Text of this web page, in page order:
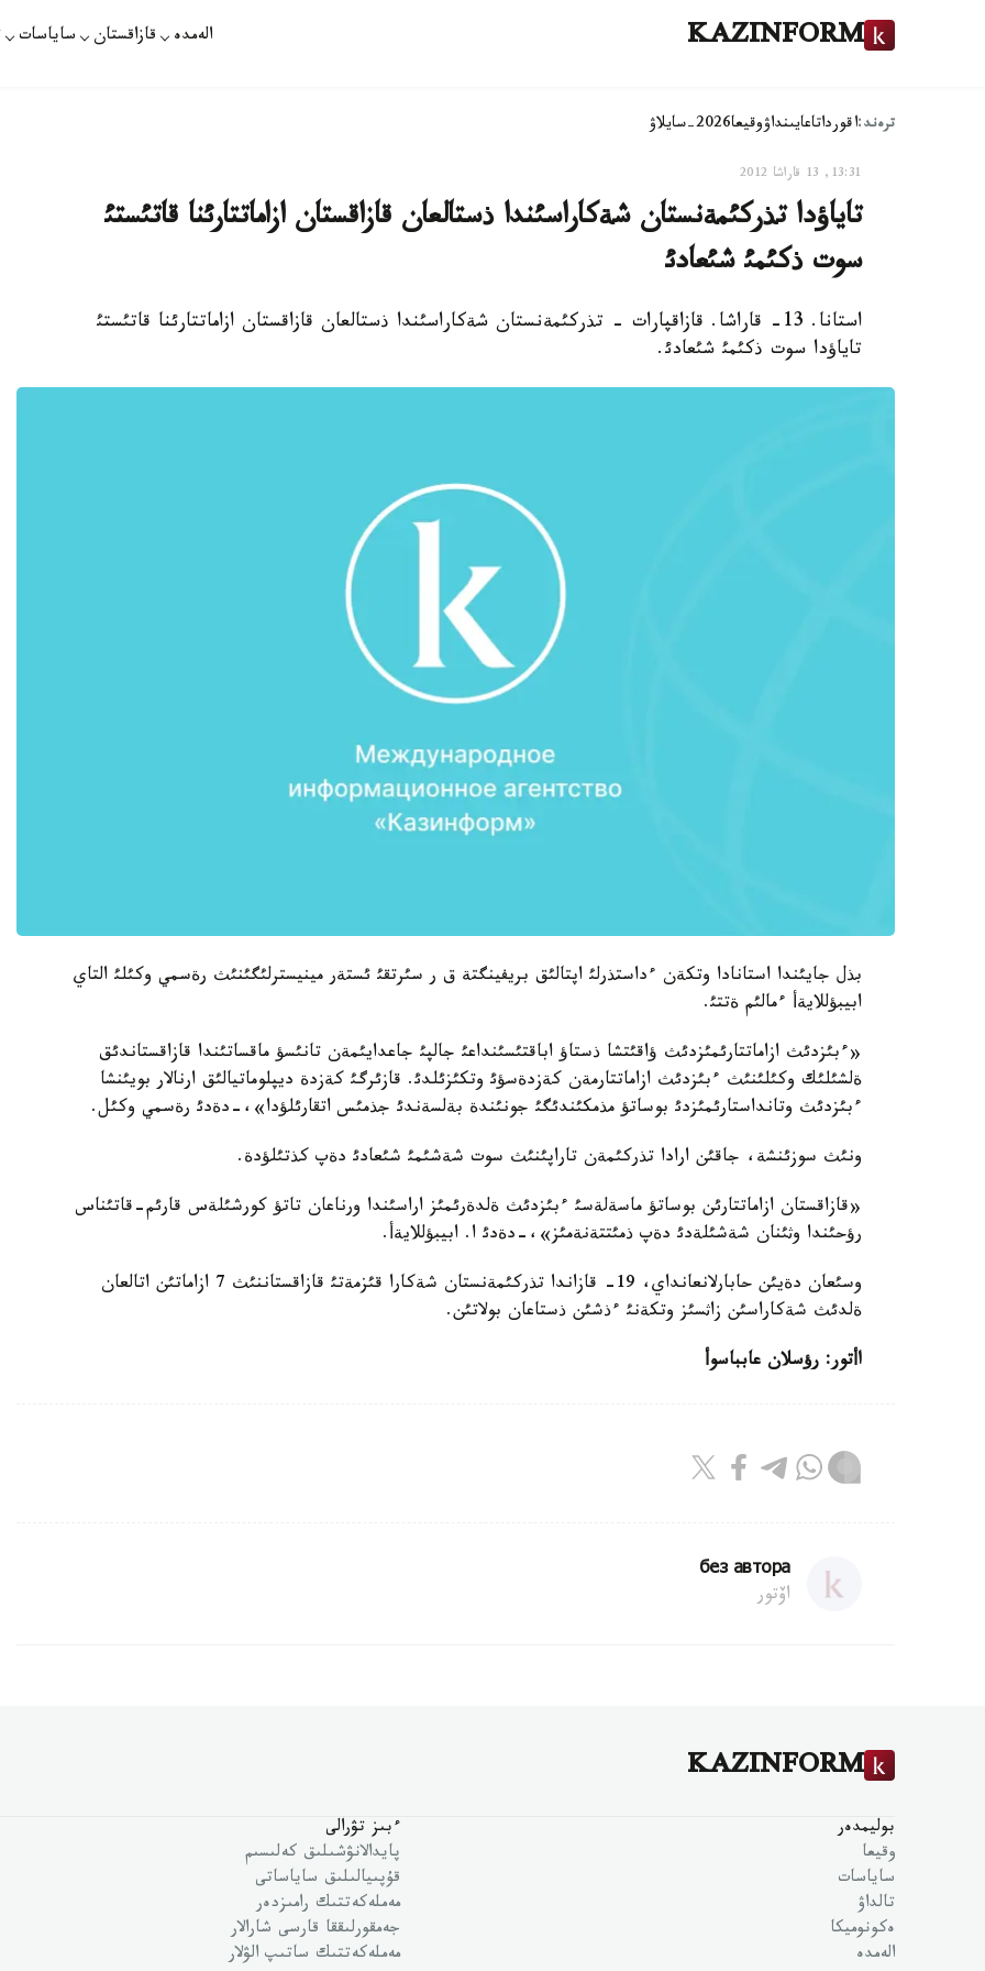
KAZINFORM الەمدە قازاقستان ساياسات
ترەند:اقورداتاعايىنداۋوقيعا2026-سايلاۋ
13:31, 13 قاراشا 2012
تاياؤدا تذركئمةنستان شةكاراسئندا ذستالعان قازاقستان ازاماتتارئنا قاتئستئ
سوت ذكئمئ شئعادئ
استانا. 13- قاراشا. قازاقپارات - تذركئمةنستان شةكاراسئندا ذستالعان قازاقستان ازاماتتارئنا قاتئستئ
تاياؤدا سوت ذكئمئ شئعادئ.
بذل جايئندا استانادا وتكةن ءداستذرلئ اپتالئق بريفينگتة ق ر سئرتقئ ئستةر مينيسترلئگئنئث رةسمي وكئلئ التاي
ابيبؤللايةأ ءمالئم ةتتئ.
«ءبئزدئث ازاماتتارئمئزدئث ؤاقئتشا ذستاؤ اباقتئسئنداعئ جالپئ جاعدايئمةن تانئسؤ ماقساتئندا قازاقستاندئق
ةلشئلئك وكئلئنئث ءبئزدئث ازاماتتارمةن كةزدةسؤئ وتكئزئلدئ. قازئرگئ كةزدة ديپلوماتيالئق ارنالار بويئنشا
ءبئزدئث وتانداستارئمئزدئ بوساتؤ مذمكئندئگئ جونئندة بةلسةندئ جذمئس اتقارئلؤدا»،-دةدئ رةسمي وكئل.
ونئث سوزئنشة، جاقئن ارادا تذركئمةن تاراپئنئث سوت شةشئمئ شئعادئ دةپ كذتئلؤدة.
«قازاقستان ازاماتتارئن بوساتؤ ماسةلةسئ ءبئزدئث ةلدةرئمئز اراسئندا ورناعان تاتؤ كورشئلةس قارئم-قاتئناس
رؤحئندا وثئنان شةشئلةدئ دةپ ذمئتتةنةمئز»،-دةدئ ا. ابيبؤللايةأ.
وسئعان دةيئن حابارلانعانداي، 19- قازاندا تذركئمةنستان شةكارا قئزمةتئ قازاقستاننئث 7 ازاماتئن اتالعان
ةلدئث شةكاراسئن زاثسئز وتكةنئ ءذشئن ذستاعان بولاتئن.
اأتور: رؤسلان عابباسوأ
без автора
اۆتور
KAZINFORM
بوليمدەر
وقيعا
ساياسات
تالداۋ
ەكونوميكا
الەمدە
ءبىز تۋرالى
پايدالانۋشىلىق كەلىسىم
قۇپىيالىلىق ساياساتى
مەملەكەتتىك رامىزدەر
جەمقورلىققا قارسى شارالار
مەملەكەتتىك ساتىپ الۋلار